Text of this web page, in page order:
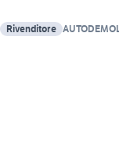
Rivenditore